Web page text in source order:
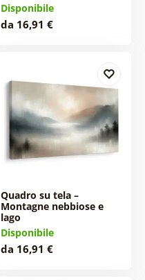
Disponibile
da 16,91 €
Quadro su tela –
Montagne nebbiose e
lago
Disponibile
da 16,91 €